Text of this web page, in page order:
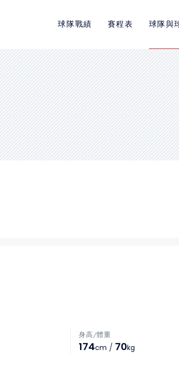
球隊戰績 賽程表 球隊與
隱私權政策
網站使用條款
LINK
教育部體育署
中華民國大專院校體育總會
身高/體重
174cm / 70kg